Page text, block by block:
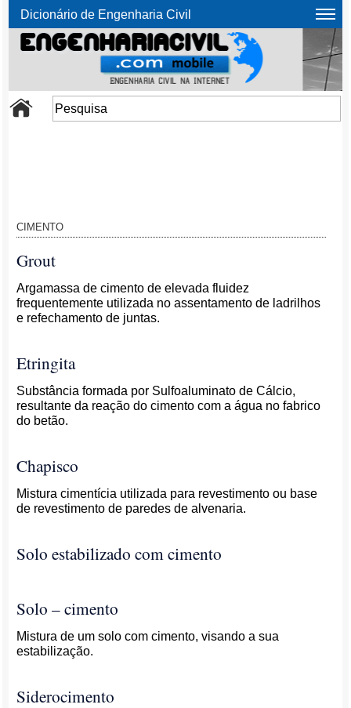
Dicionário de Engenharia Civil
CIMENTO
Grout
Argamassa de cimento de elevada fluidez
frequentemente utilizada no assentamento de ladrilhos
e refechamento de juntas.
Etringita
Substância formada por Sulfoaluminato de Cálcio,
resultante da reação do cimento com a água no fabrico
do betão.
Chapisco
Mistura cimentícia utilizada para revestimento ou base
de revestimento de paredes de alvenaria.
Solo estabilizado com cimento
Solo – cimento
Mistura de um solo com cimento, visando a sua
estabilização.
Siderocimento